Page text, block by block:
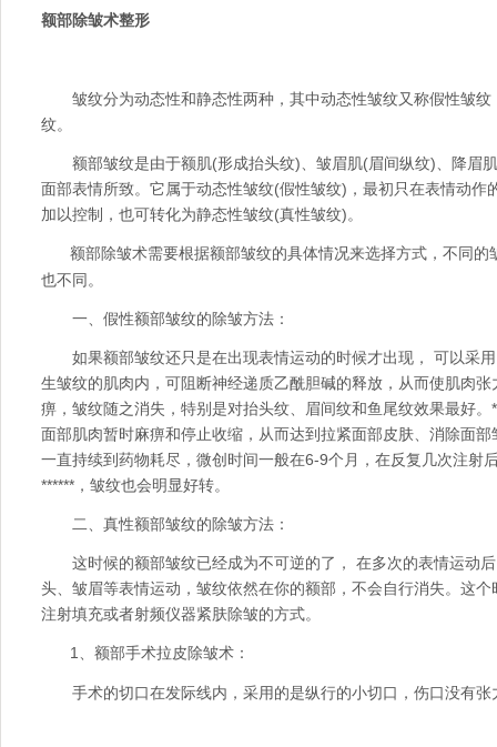
额部除皱术整形
皱纹分为动态性和静态性两种，其中动态性皱纹又称假性皱纹
纹。
额部皱纹是由于额肌(形成抬头纹)、皱眉肌(眉间纵纹)、降眉
面部表情所致。它属于动态性皱纹(假性皱纹)，最初只在表情动作
加以控制，也可转化为静态性皱纹(真性皱纹)。
额部除皱术需要根据额部皱纹的具体情况来选择方式，不同的
也不同。
一、假性额部皱纹的除皱方法：
如果额部皱纹还只是在出现表情运动的时候才出现， 可以采用
生皱纹的肌肉内，可阻断神经递质乙酰胆碱的释放，从而使肌肉
痹，皱纹随之消失，特别是对抬头纹、眉间纹和鱼尾纹效果最好。
面部肌肉暂时麻痹和停止收缩，从而达到拉紧面部皮肤、消除面
一直持续到药物耗尽，微创时间一般在6-9个月，在反复几次注射
******，皱纹也会明显好转。
二、真性额部皱纹的除皱方法：
这时候的额部皱纹已经成为不可逆的了， 在多次的表情运动后
头、皱眉等表情运动，皱纹依然在你的额部，不会自行消失。这
注射填充或者射频仪器紧肤除皱的方式。
1、额部手术拉皮除皱术：
手术的切口在发际线内，采用的是纵行的小切口，伤口没有张